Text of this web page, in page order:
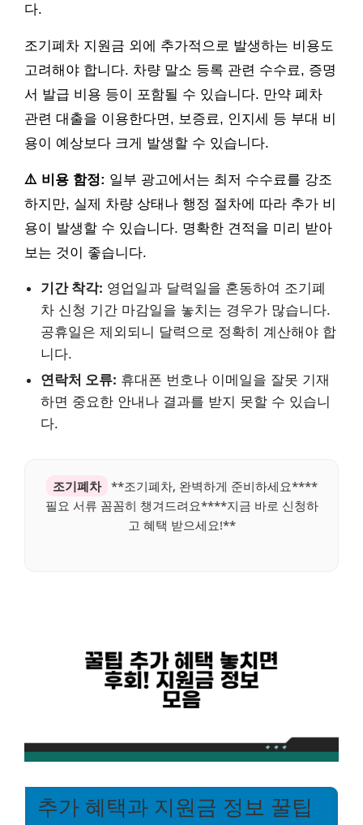
다.
조기폐차 지원금 외에 추가적으로 발생하는 비용도
고려해야 합니다. 차량 말소 등록 관련 수수료, 증명
서 발급 비용 등이 포함될 수 있습니다. 만약 폐차
관련 대출을 이용한다면, 보증료, 인지세 등 부대 비
용이 예상보다 크게 발생할 수 있습니다.
⚠️ 비용 함정: 일부 광고에서는 최저 수수료를 강조
하지만, 실제 차량 상태나 행정 절차에 따라 추가 비
용이 발생할 수 있습니다. 명확한 견적을 미리 받아
보는 것이 좋습니다.
기간 착각: 영업일과 달력일을 혼동하여 조기폐
차 신청 기간 마감일을 놓치는 경우가 많습니다.
공휴일은 제외되니 달력으로 정확히 계산해야 합
니다.
연락처 오류: 휴대폰 번호나 이메일을 잘못 기재
하면 중요한 안내나 결과를 받지 못할 수 있습니
다.
조기폐차
**조기폐차, 완벽하게 준비하세요****
필요 서류 꼼꼼히 챙겨드려요****지금 바로 신청하
고 혜택 받으세요!**
추가 혜택과 지원금 정보 꿀팁